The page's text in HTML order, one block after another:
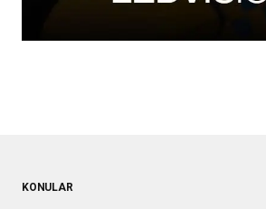
KONULAR